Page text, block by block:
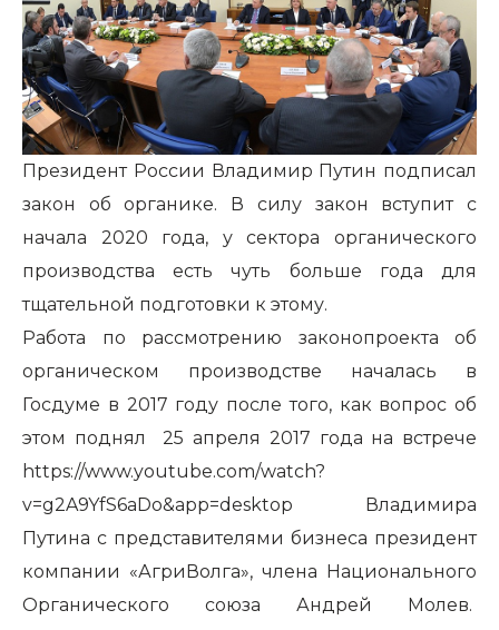
Президент России Владимир Путин подписал
закон об органике. В силу закон вступит с
начала 2020 года, у сектора органического
производства есть чуть больше года для
тщательной подготовки к этому.
Работа по рассмотрению законопроекта об
органическом производстве началась в
Госдуме в 2017 году после того, как вопрос об
этом поднял 25 апреля 2017 года на встрече
https://www.youtube.com/watch?
v=g2A9YfS6aDo&app=desktop Владимира
Путина с представителями бизнеса президент
компании «АгриВолга», члена Национального
Органического союза Андрей Молев.